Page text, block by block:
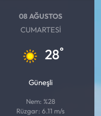
08 AĞUSTOS
CUMARTESI
28°
Güneşli
Nem: %28
Rüzgar: 6.11 m/s